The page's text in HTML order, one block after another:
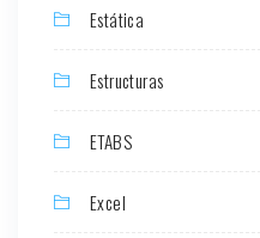
Estática
Estructuras
ETABS
Excel